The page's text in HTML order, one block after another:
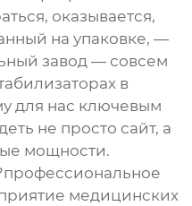
оказывается,
на упаковке, —
завод — совсем
в
для нас ключевым
не просто сайт, а
мощности.
медицинских